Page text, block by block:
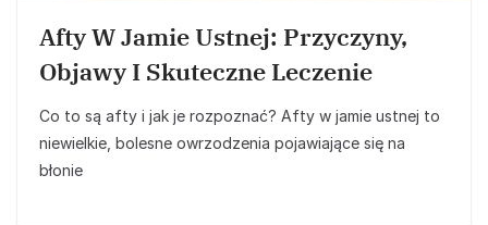
Afty W Jamie Ustnej: Przyczyny,
Objawy I Skuteczne Leczenie
Co to są afty i jak je rozpoznać? Afty w jamie ustnej to
niewielkie, bolesne owrzodzenia pojawiające się na
błonie